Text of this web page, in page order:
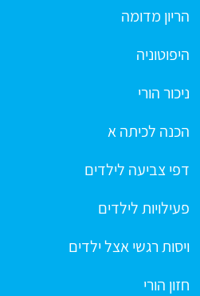
הריון מדומה
היפוטוניה
ניכור הורי
הכנה לכיתה א
דפי צביעה לילדים
פעילויות לילדים
ויסות רגשי אצל ילדים
חזון הורי